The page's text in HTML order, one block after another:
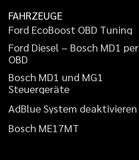
FAHRZEUGE
Ford EcoBoost OBD Tuning
Ford Diesel – Bosch MD1 per
OBD
Bosch MD1 und MG1
Steuergeräte
AdBlueSystem deaktivieren
Bosch ME17MT